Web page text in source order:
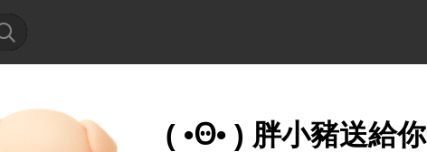
( •Ꙫ• ) 胖小豬送給你